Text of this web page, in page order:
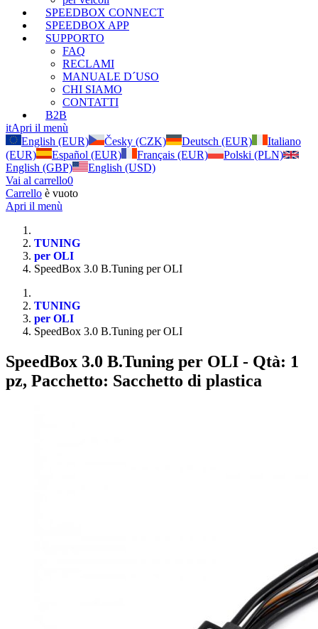
SPEEDBOX CONNECT
SPEEDBOX APP
SUPPORTO
FAQ
RECLAMI
MANUALE D´USO
CHI SIAMO
CONTATTI
B2B
itApri il menù
English (EUR)
Česky (CZK) Deutsch (EUR)
Italiano
(EUR)
Español (EUR) Français (EUR)
Polski (PLN)
English (GBP)
English (USD)
Vai al carrello0
Carrello è vuoto
Apri il menù
TUNING
per OLI
SpeedBox 3.0 B.Tuning per OLI
TUNING
per OLI
SpeedBox 3.0 B.Tuning per OLI
SpeedBox 3.0 B.Tuning per OLI - Qtà: 1
pz, Pacchetto: Sacchetto di plastica